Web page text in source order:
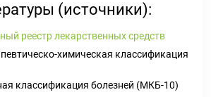
(источники):
реестр лекарственных средств
химическая классификация
классификация болезней (МКБ-10)